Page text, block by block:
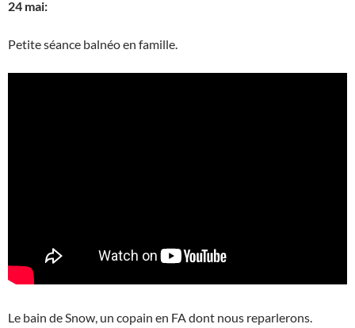
24 mai:
Petite séance balnéo en famille.
Le bain de Snow, un copain en FA dont nous reparlerons.